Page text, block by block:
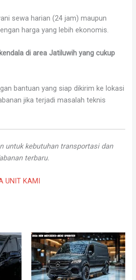
sewa harian (24 jam) maupun
harga yang lebih ekonomis.
di area Jatiluwih yang cukup
bantuan yang siap dikirim ke lokasi
jika terjadi masalah teknis
untuk kebutuhan transportasi dan
terbaru.
UNIT KAMI